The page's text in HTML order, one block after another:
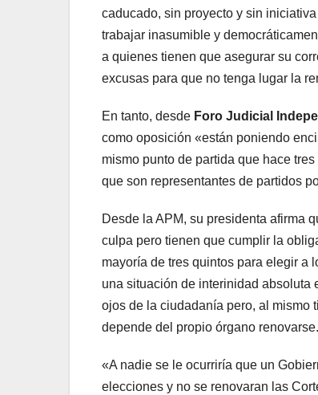
caducado, sin proyecto y sin
trabajar inasumible y
a quienes tienen que asegurar su
excusas para que no tenga lugar la
En tanto, desde Foro Judicial
como oposición «están poniendo
mismo punto de partida que hace
que son representantes de partidos
Desde la APM, su presidenta afirma
culpa pero tienen que cumplir la
mayoría de tres quintos para elegir a
una situación de interinidad absoluta
ojos de la ciudadanía pero, al mismo
depende del propio órgano
«A nadie se le ocurriría que un
elecciones y no se renovaran las